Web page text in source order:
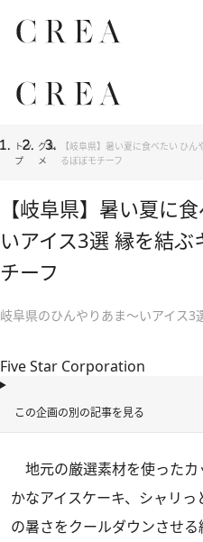
トッ
プ
グル
メ
【岐阜県】暑い夏に食べたい ひ
るぼぼモチーフ
【岐阜県】暑い夏に
いアイス3選 縁を結
チーフ
岐阜県のひんやりあま～いアイス3
Five Star Corporation
この企画の別の記事を見る
地元の厳選素材を使ったカ
かなアイスケーキ、シャリ
の暑さをクールダウンさせ